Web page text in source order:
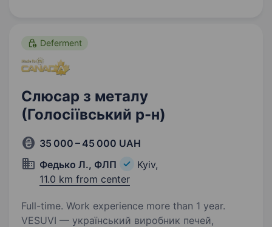
Deferment
Слюсар з металу
(Голосіївський р-н)
35 000 – 45 000 UAH
Федько Л., ФЛП
Kyiv,
11.0 km from center
Full-time. Work experience more than 1 year.
VESUVI — український виробник печей,